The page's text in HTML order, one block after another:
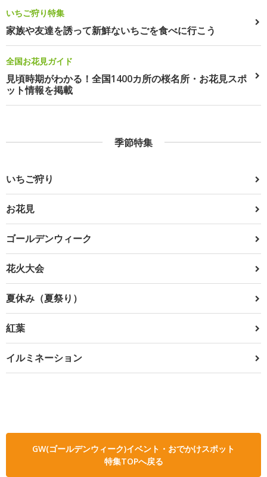
いちご狩り特集
家族や友達を誘って新鮮ないちごを食べに行こう
全国お花見ガイド
見頃時期がわかる！全国1400カ所の桜名所・お花見スポ
ット情報を掲載
季節特集
いちご狩り
お花見
ゴールデンウィーク
花火大会
夏休み（夏祭り）
紅葉
イルミネーション
GW(ゴールデンウィーク)イベント・おでかけスポット
特集TOPへ戻る